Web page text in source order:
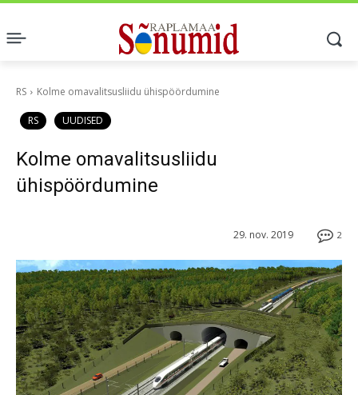
RS Kolme omavalitsusliidu ühispöördumine
RS UUDISED
Kolme omavalitsusliidu
ühispöördumine
2
29. nov. 2019